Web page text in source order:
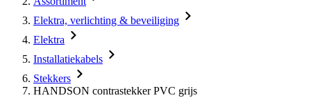
Elektra, verlichting & beveiliging
Elektra
Installatiekabels
Stekkers
HANDSON contrastekker PVC grijs